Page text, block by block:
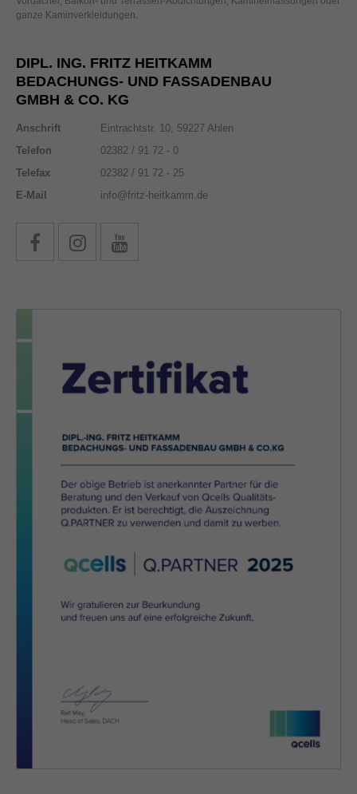
ganze Kaminverkleidungen.
DIPL. ING. FRITZ HEITKAMM
BEDACHUNGS- UND FASSADENBAU
GMBH & CO. KG
Anschrift
Eintrachtstr. 10, 59227 Ahlen
Telefon
02382 / 91 72 - 0
Telefax
02382 / 91 72 - 25
E-Mail
info@fritz-heitkamm.de